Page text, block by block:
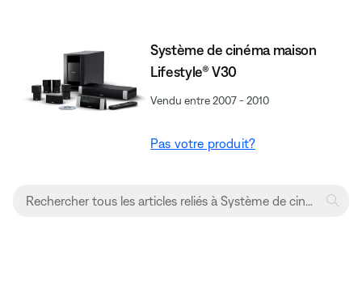
Système de cinéma maison
Lifestyle® V30
Vendu entre 2007 - 2010
Pas votre produit?